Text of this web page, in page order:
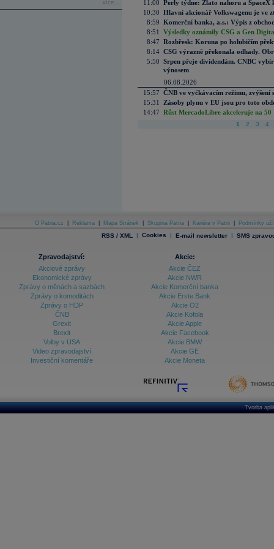
více...
11:00 Perly týdne: Zlato nahoru a SpaceX
10:30 Hlavní akcionář Volkswagenu je ve
8:59 Komerční banka, a.s.: Výpis z
8:51
Výsledky oznámily CSG a Gen
8:47 Rozbřesk: Koruna po holubičím
8:14 CSG výrazně překonala odhady.
5:50 Srpen přeje dividendám. CNBC
výnosem
06.08.2026
15:57 ČNB ve vyčkávacím režimu, zvýšení
15:31
Zásoby plynu v EU jsou pro toto
14:47 Růst MercadoLibre akceleruje na
1 2 3 4
O Patria.cz Reklama Mapa Stránek Skupina Patria Kariéra v Patrii Podmínky
RSS / XML | Cookies | E-mail newsletter | SMS
Zpravodajství:
Akciové zprávy
Ekonomické zprávy
Zprávy o měnách a sazbách
Zprávy o komoditách
Zprávy o HDP
ČNB
Grexit
Brexit
Volby v USA
Video zpravodajství
Investiční komentáře
Akcie:
Akcie ČEZ
Akcie NWR
Akcie Komerční banka
Akcie Erste Bank
Akcie O2
Akcie Kofola
Akcie Apple
Akcie Facebook
Akcie BMW
Akcie GE
Akcie Moneta
Tvorba